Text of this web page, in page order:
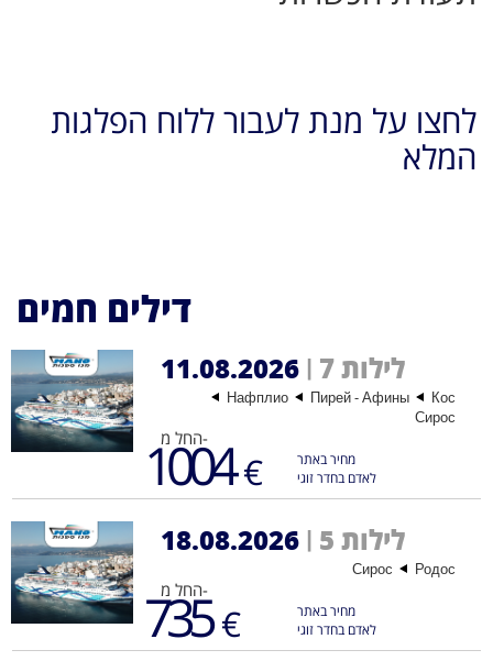
לחצו על מנת לעבור ללוח הפלגות
המלא
דילים חמים
11.08.2026 | 7 לילות
Кос
Пирей - Афины
Нафплио
Сирос
החל מ-
1004€
מחיר באתר
לאדם בחדר זוגי
18.08.2026 | 5 לילות
Родос
Сирос
החל מ-
735€
מחיר באתר
לאדם בחדר זוגי